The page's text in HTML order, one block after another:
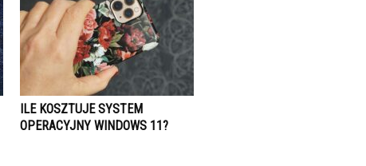
ILE KOSZTUJE SYSTEM
OPERACYJNY WINDOWS 11?